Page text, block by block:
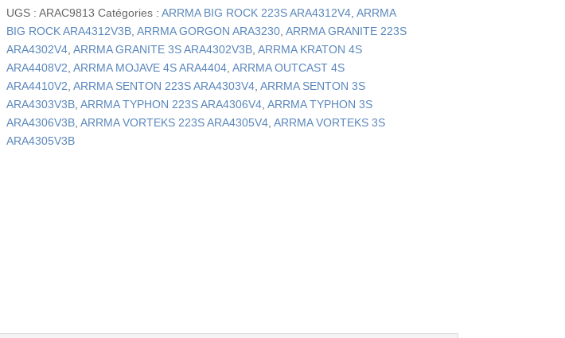
de
AR722308
-
Vis
à
tête
plate
3x8
UGS :ARAC9813 Catégories :ARRMA BIG ROCK 223S ARA4312V4 ,ARRMA
BIG ROCK ARA4312V3B ,ARRMA GORGON ARA3230 ,ARRMA GRANITE 223S
ARA4302V4 ,ARRMA GRANITE 3S ARA4302V3B ,ARRMA KRATON 4S
ARA4408V2 ,ARRMA MOJAVE 4S ARA4404 ,ARRMA OUTCAST 4S
ARA4410V2 ,ARRMA SENTON 223S ARA4303V4 ,ARRMA SENTON 3S
ARA4303V3B ,ARRMA TYPHON 223S ARA4306V4 ,ARRMA TYPHON 3S
ARA4306V3B ,ARRMA VORTEKS 223S ARA4305V4 ,ARRMA VORTEKS 3S
ARA4305V3B